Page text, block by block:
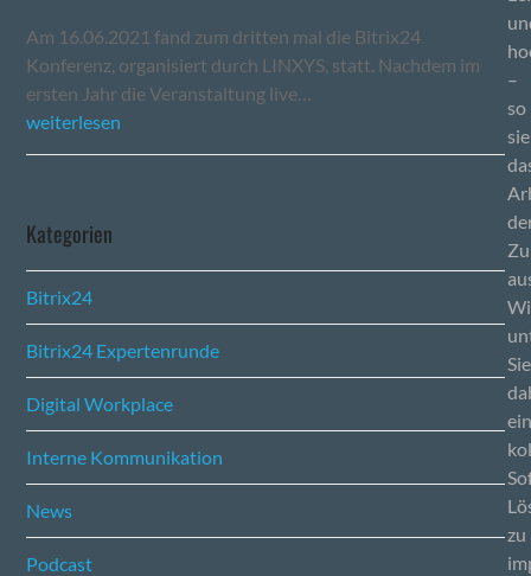
Am 16.06.2021 fand zum dritten mal die Bitrix24
Konferenz, organisiert durch LINXYS, statt. Nachdem im
ersten Jahr die Veranstaltung live…
weiterlesen
Kategorien
Bitrix24
Bitrix24 Expertenrunde
Digital Workplace
Interne Kommunikation
News
Podcast
–
so
Sie
zu